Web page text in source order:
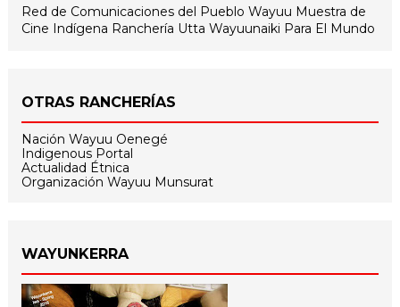
Red de Comunicaciones del Pueblo Wayuu Muestra de
Cine Indígena Ranchería Utta Wayuunaiki Para El Mundo
OTRAS RANCHERÍAS
Nación Wayuu Oenegé
Indigenous Portal
Actualidad Étnica
Organización Wayuu Munsurat
WAYUNKERRA